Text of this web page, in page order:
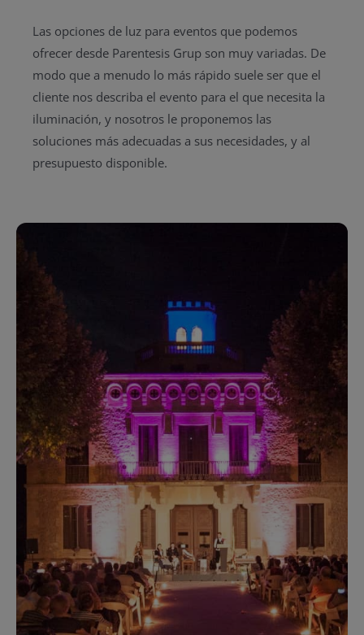
Las opciones de luz para eventos que podemos
ofrecer desde Parentesis Grup son muy variadas. De
modo que a menudo lo más rápido suele ser que el
cliente nos describa el evento para el que necesita la
iluminación, y nosotros le proponemos las
soluciones más adecuadas a sus necesidades, y al
presupuesto disponible.